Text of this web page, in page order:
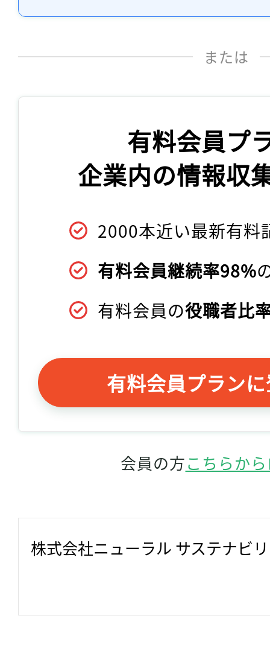
または
有料会員プ
企業内の情報収
2000本近い最新有料
有料会員継続率98%
有料会員の役職者比
有料会員プラン
会員の方こちらか
株式会社ニューラル サステナビ